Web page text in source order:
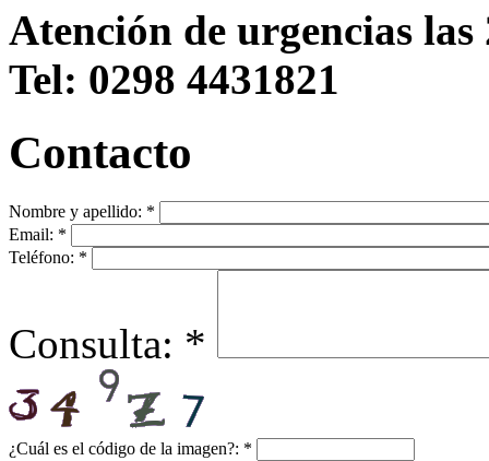
Atención de urgencias
Tel: 0298 4431821
Contacto
Nombre y apellido: *
Email: *
Teléfono: *
Consulta: *
¿Cuál es el código de la imagen?: *